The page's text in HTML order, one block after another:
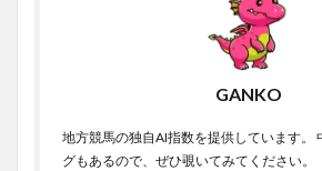
GANKO
地方競馬の独自AI指数を提供しています。
グもあるので、ぜひ覗いてみてください。